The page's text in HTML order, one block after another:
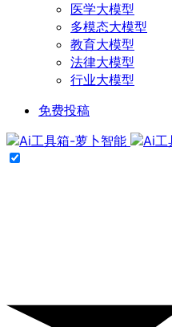
医学大模型
多模态大模型
教育大模型
法律大模型
行业大模型
免费投稿